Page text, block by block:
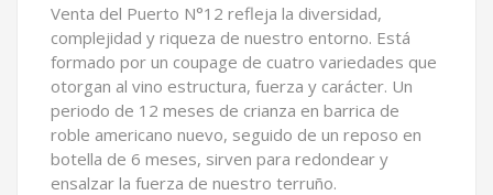
Venta del Puerto N°12 refleja la diversidad,
complejidad y riqueza de nuestro entorno. Está
formado por un coupage de cuatro variedades que
otorgan al vino estructura, fuerza y carácter. Un
periodo de 12 meses de crianza en barrica de
roble americano nuevo, seguido de un reposo en
botella de 6 meses, sirven para redondear y
ensalzar la fuerza de nuestro terruño.